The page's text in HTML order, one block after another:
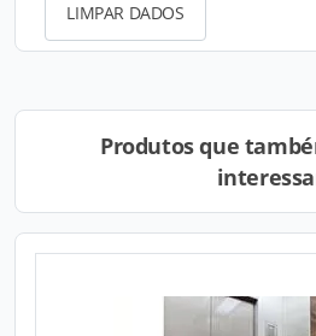
LIMPAR DADOS
Produtos que